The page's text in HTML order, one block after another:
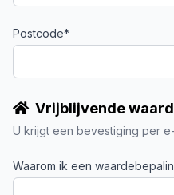
Postcode*
Vrijblijvende
U krijgt een bevestiging per
Waarom ik een